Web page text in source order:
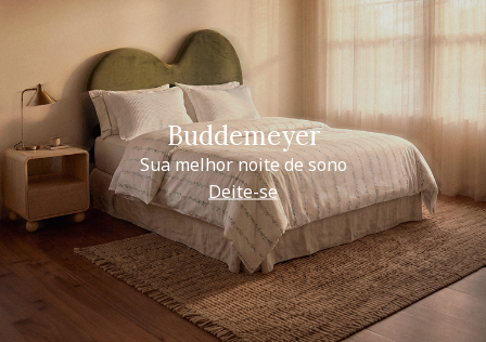
Buddemeyer
Sua melhor noite de sono
Deite-se